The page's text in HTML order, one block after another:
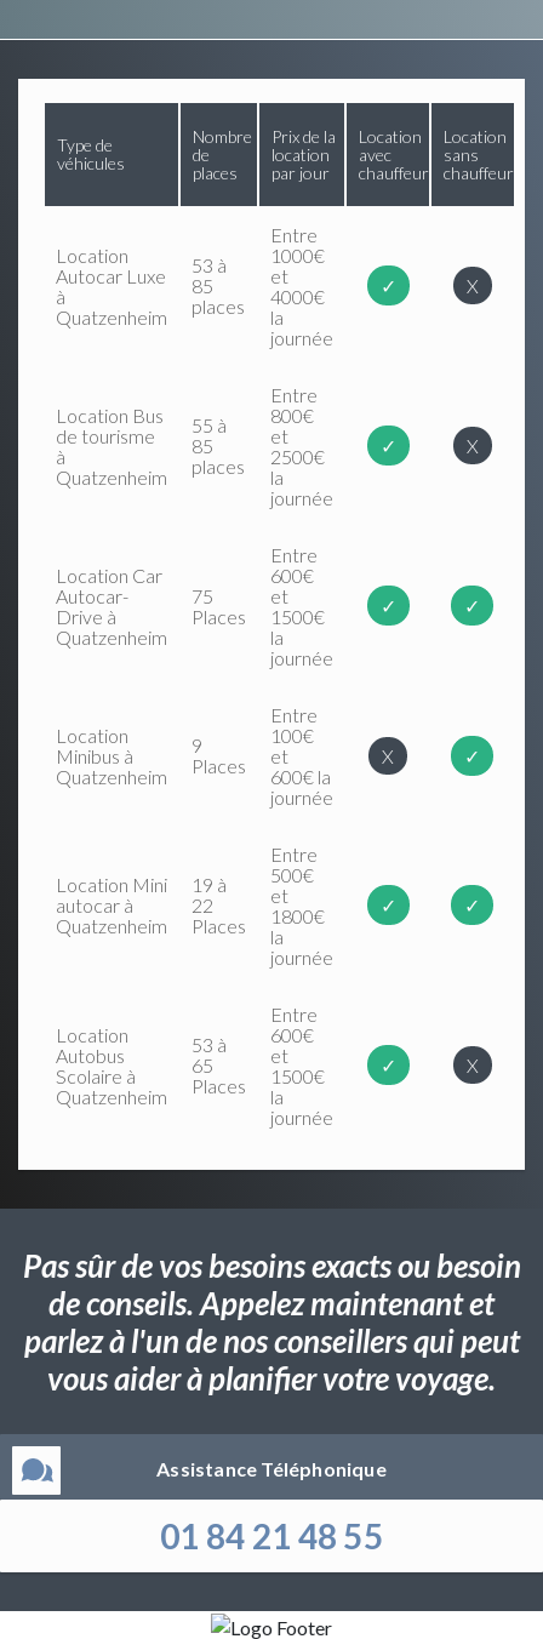
Type de
véhicules
Nombre
de
places
Prix de la
location
par jour
Location
avec
chauffeur
Location
sans
chauffeur
Location
Autocar Luxe
à
Quatzenheim
53 à
85
places
Entre
1000€
et
4000€
la
journée
✓ X
Location Bus
de tourisme
à
Quatzenheim
55 à
85
places
Entre
800€
et
2500€
la
journée
✓ X
Location Car
Autocar-
Drive à
Quatzenheim
75
Places
Entre
600€
et
1500€
la
journée
✓ ✓
Location
Minibus à
Quatzenheim
9
Places
Entre
100€
et
600€ la
journée
X ✓
Location Mini
autocar à
Quatzenheim
19 à
22
Places
Entre
500€
et
1800€
la
journée
✓ ✓
Location
Autobus
Scolaire à
Quatzenheim
53 à
65
Places
Entre
600€
et
1500€
la
journée
✓ X
Pas sûr de vos besoins exacts ou besoin
de conseils. Appelez maintenant et
parlez à l'un de nos conseillers qui peut
vous aider à planifier votre voyage.
Assistance Téléphonique
01 84 21 48 55